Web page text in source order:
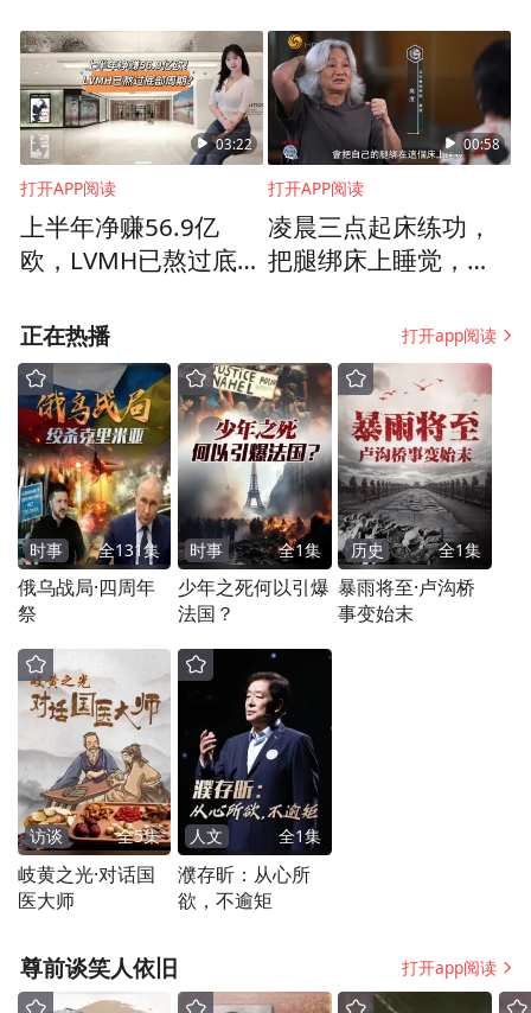
们已在银行进行顶岗实习。客户引导、整理
客户资料、协助准备信贷材料……两人入职
即独立承担基础业务，获得单位带教导师高
度认可，实习期间可享受正式员工同等福
利，毕业后直接转正定级，真正实现“毕业即
就业、上岗即骨干”。
未来，浙江金融职业学院将继续深挖岗位资
源，精准匹配供需两端，为用人单位提供个
性化招聘服务，为学生提供便捷化求职通
道，全力促进毕业生更加充分更高质量就
业。 （通讯员：陈民、许征）
牌大学
03:22
打开APP阅读
上半年净赚56.9亿
欧，LVMH已熬过底部
00:58
打开APP阅读
凌晨三点起床练功，
把腿绑床上睡觉，高
别人多付出很多
正在热播 打开app阅读
时事 全131集
俄乌战局·四周年
祭
时事 全1集
少年之死何以引爆
法国？
历史 全1集
暴雨将至·卢沟桥
事变始末
访谈 全5集
岐黄之光·对话国
医大师
人文 全1集
濮存昕：从心所
欲，不逾矩
尊前谈笑人依旧 打开app阅读